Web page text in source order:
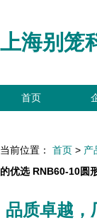
上海别笼
首页
当前位置： 首页 > 产
的优选 RNB60-10圆
品质卓越